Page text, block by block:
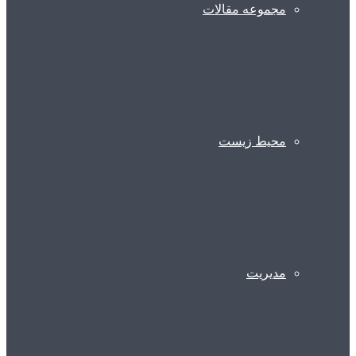
مجموعه مقالات
محیط زیست
مدیریت